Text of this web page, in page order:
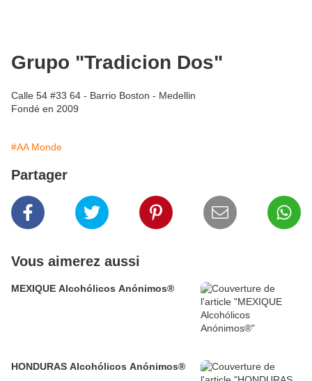
Grupo "Tradicion Dos"
Calle 54 #33 64 - Barrio Boston - Medellin
Fondé en 2009
#AA Monde
Partager
Vous aimerez aussi
MEXIQUE Alcohólicos Anónimos®
HONDURAS Alcohólicos Anónimos®